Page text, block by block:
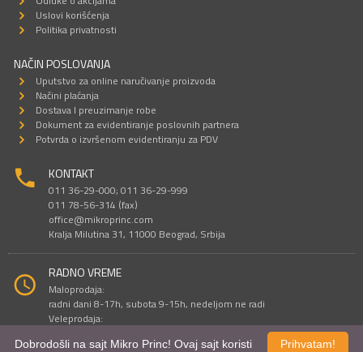
Uslovi korišćenja
Politika privatnosti
NAČIN POSLOVANJA
Uputstvo za online naručivanje proizvoda
Načini plaćanja
Dostava I preuzimanje robe
Dokument za evidentiranje poslovnih partnera
Potvrda o izvršenom evidentiranju za PDV
KONTAKT
011 36-29-000; 011 36-29-999
011 78-56-314 (fax)
office@mikroprinc.com
Kralja Milutina 31, 11000 Beograd, Srbija
RADNO VREME
Maloprodaja:
radni dani 8-17h, subota 9-15h, nedeljom ne radi
Veleprodaja:
Prihvatam!
Dobrodošli na sajt Mikro Princ! Ovaj sajt koristi